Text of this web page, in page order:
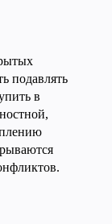
подавлять
в